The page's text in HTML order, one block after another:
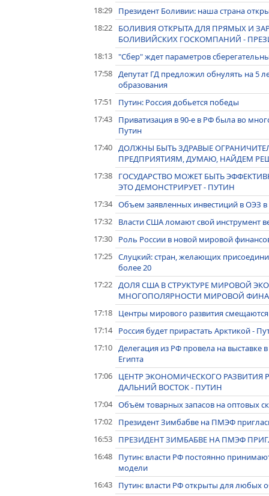
18:29
Президент Боливии: наша страна
18:22
БОЛИВИЯ ОТКРЫТА ДЛЯ ПРЯМЫХ И
БОЛИВИЙСКИХ ГОСКОМПАНИЙ -
18:13 "Сбер" ждет параметров
17:58 Депутат ГД предложил обнулять на 5
образования
17:51
Путин: Россия добьется победы
17:43
Приватизация в 90-е в РФ была во
Путин
17:40 ДОЛЖНЫ БЫТЬ ЗДРАВЫЕ
ПРЕДПРИЯТИЯМ, ДУМАЮ, НАЙДЕМ
17:38
ГОСУДАРСТВО МОЖЕТ БЫТЬ
ЭТО ДЕМОНСТРИРУЕТ - ПУТИН
17:34 Объем заявленных инвестиций в ОЭЗ
17:32
Власти США ломают свой инструмент
17:30
Роль России в новой мировой
17:25 Слуцкий: стран, желающих
более 20
17:22 ДОЛЯ США В СТРУКТУРЕ МИРОВОЙ
МНОГОПОЛЯРНОСТИ МИРОВОЙ
17:18
Центры мирового развития
17:14
Россия будет прирастать Арктикой -
17:10 Делегация из РФ провела на выставке
Египта
17:06
ЦЕНТР ЭКОНОМИЧЕСКОГО РАЗВИТИЯ
ДАЛЬНИЙ ВОСТОК - ПУТИН
17:04 Объём товарных запасов на оптовых
17:02
Президент Зимбабве на ПМЭФ
16:53
ПРЕЗИДЕНТ ЗИМБАБВЕ НА ПМЭФ
16:48
Путин: власти РФ постоянно
модели
16:43
Путин: власти РФ открыты для любых